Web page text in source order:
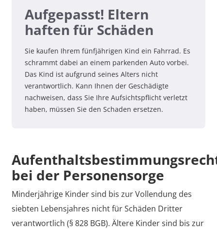
Aufgepasst! Eltern
haften für Schäden
Sie kaufen Ihrem fünfjährigen Kind ein Fahrrad. Es
schrammt dabei an einem parkenden Auto vorbei.
Das Kind ist aufgrund seines Alters nicht
verantwortlich. Kann Ihnen der Geschädigte
nachweisen, dass Sie Ihre Aufsichtspflicht verletzt
haben, müssen Sie den Schaden ersetzen.
bei der Personensorge
Minderjährige Kinder sind bis zur Vollendung des
siebten Lebensjahres nicht für Schäden Dritter
verantwortlich (§ 828 BGB). Ältere Kinder sind bis zur